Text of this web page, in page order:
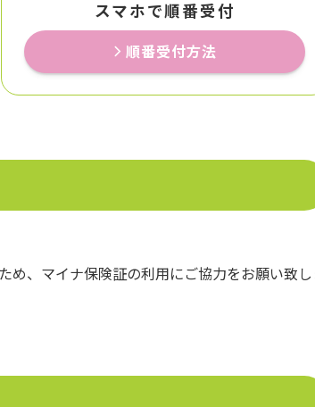
スマホで順番受付
順番受付方法
め、マイナ保険証の利用にご協力をお願い致